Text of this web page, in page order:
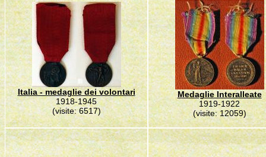
Italia - medaglie dei volontari
1918-1945
(visite: 6517)
Medaglie Interalleate
1919-1922
(visite: 12059)